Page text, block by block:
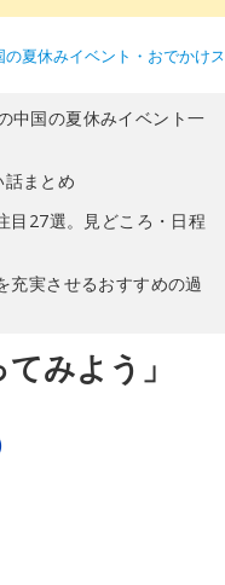
の夏休みイベント・おでかけ
中国の夏休みイベント一
まとめ
目27選。見どころ・日程
充実させるおすすめの過
みよう」